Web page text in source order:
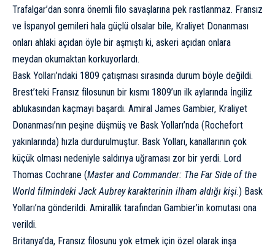
Trafalgar’dan sonra önemli filo savaşlarına pek rastlanmaz. Fransız
ve İspanyol gemileri hala güçlü olsalar bile, Kraliyet Donanması
onları ahlaki açıdan öyle bir aşmıştı ki, askeri açıdan onlara
meydan okumaktan korkuyorlardı.
Bask Yolları’ndaki 1809 çatışması sırasında durum böyle değildi.
Brest’teki Fransız filosunun bir kısmı 1809’un ilk aylarında İngiliz
ablukasından kaçmayı başardı. Amiral James Gambier, Kraliyet
Donanması’nın peşine düşmüş ve Bask Yolları’nda (Rochefort
yakınlarında) hızla durdurulmuştur. Bask Yolları, kanallarının çok
küçük olması nedeniyle saldırıya uğraması zor bir yerdi. Lord
Thomas Cochrane (Master and Commander: The Far Side of the
World filmindeki Jack Aubrey karakterinin ilham aldığı kişi.) Bask
Yolları’na gönderildi. Amirallik tarafından Gambier’in komutası ona
verildi.
Britanya’da, Fransız filosunu yok etmek için özel olarak inşa